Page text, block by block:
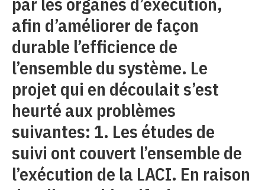
afin d’améliorer de façon
durable l’efficience de
l’ensemble du système. Le
projet qui en découlait s’est
heurté aux problèmes
suivantes: 1. Les études de
suivi ont couvert l’ensemble de
l’exécution de la LACI. En raison